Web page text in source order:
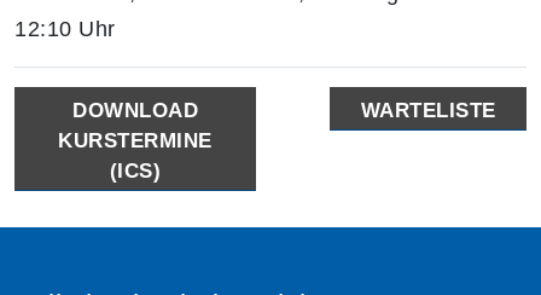
12:10 Uhr
DOWNLOAD
KURSTERMINE
(ICS)
WARTELISTE